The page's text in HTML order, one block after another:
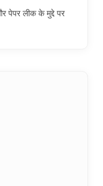
पेपर लीक के मुद्दे पर